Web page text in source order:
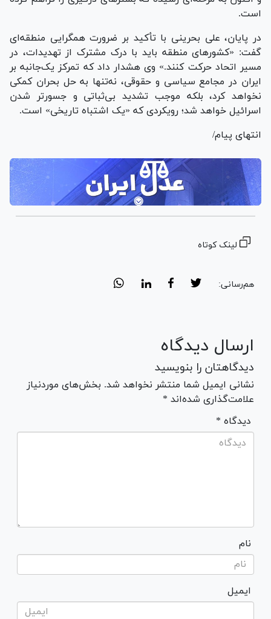
است.
در پایان، علی بحرینی با تأکید بر ضرورت همگرایی منطقه‌ای
گفت: «کشورهای منطقه باید با درک مشترک از تهدیدات، در
مسیر اتحاد حرکت کنند.» وی هشدار داد که تمرکز یک‌جانبه بر
ایران در مجامع سیاسی و حقوقی، نه‌تنها به حل بحران کمکی
نخواهد کرد، بلکه موجب تشدید بی‌ثباتی و جسورتر شدن
اسرائیل خواهد شد؛ رویکردی که «یک اشتباه تاریخی» است.
انتهای پیام/
لینک کوتاه
هم‌رسانی:
ارسال دیدگاه
دیدگاهتان را بنویسید
نشانی ایمیل شما منتشر نخواهد شد. بخش‌های موردنیاز
علامت‌گذاری شده‌اند *
* دیدگاه
نام
ایمیل